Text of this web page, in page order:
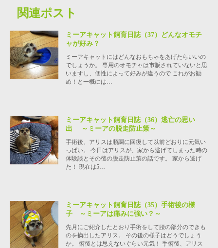
関連ポスト
ミーアキャット飼育日誌（37）どんなオモチ
ャが好み？
ミーアキャットにはどんなおもちゃをあげたらいいの
でしょうか。 専用のオモチャは市販されていないと思
いますし、個性によって好みが違うので これがお勧
め！と一概には…
ミーアキャット飼育日誌（36）逃亡の思い
出 ～ミーアの脱走防止策～
手術後、アリスは順調に回復して以前どおりに元気い
っぱい。 今日はアリスが、家から逃げてしまった時の
体験談とその後の脱走防止策の話です。 家から逃げ
た！ 現在は5…
ミーアキャット飼育日誌（35）手術後の様
子 ～ミーアは痛みに強い？～
先月にご紹介したとおり手術をして腰の部分のできも
のを摘出したアリス。 その後の様子はどうでしょう
か。 術後とは思えないぐらい元気！ 手術後、アリス